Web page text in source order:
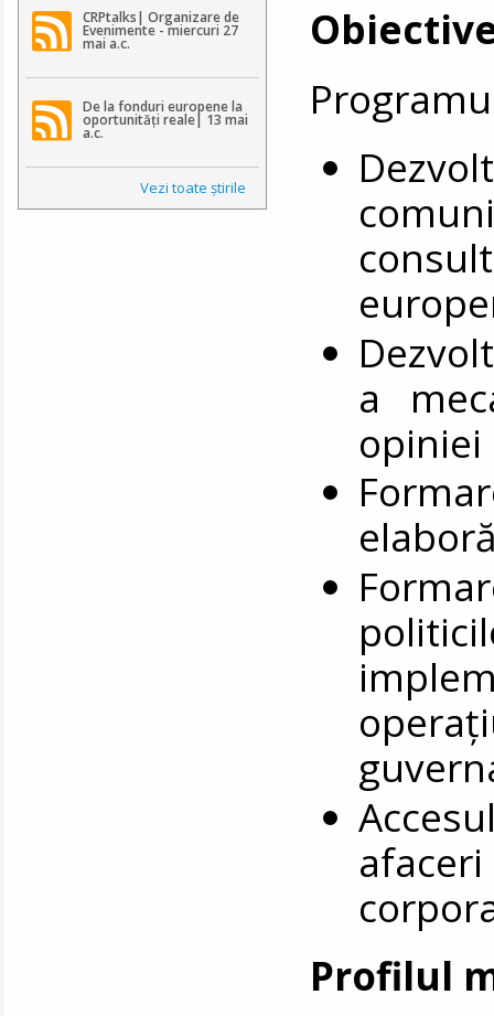
CRPtalks| Organizare de
Evenimente - miercuri 27
mai a.c.
De la fonduri europene la
oportunități reale| 13 mai
a.c.
Vezi toate ştirile
a
opiniei
Profilul